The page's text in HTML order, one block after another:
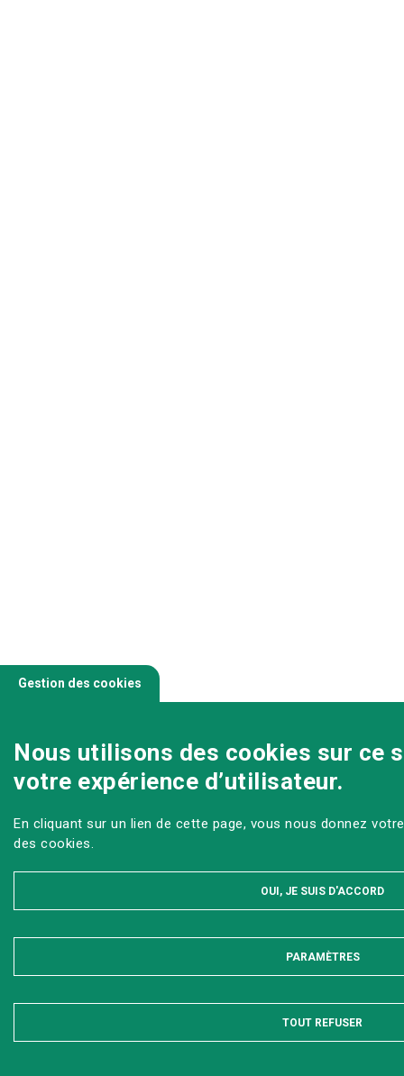
Gestion des cookies
Nous utilisons des cookies sur ce
votre expérience d’utilisateur.
En cliquant sur un lien de cette page, vous nous donnez
des cookies.
OUI, JE SUIS D'ACCORD
MASQUER
PARAMÈTRES
TOUT REFUSER